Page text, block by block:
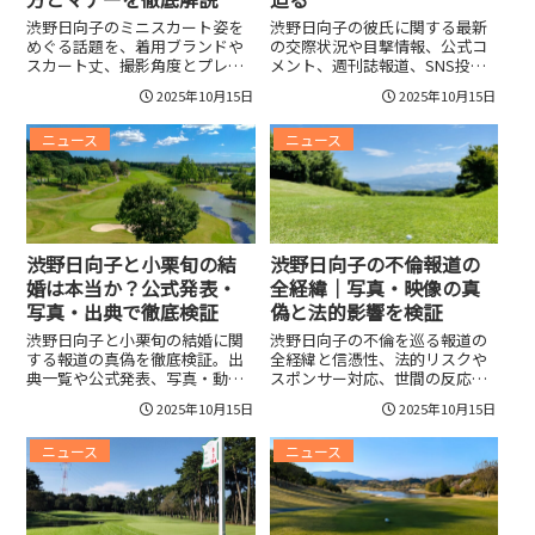
渋野日向子のミニスカート姿を
めぐる話題を、着用ブランドや
スカート丈、撮影角度とプレー
中の動作、会場の視線からSNS
拡散状況まで整理し、写真・動
画の著作権・肖像権や無断転載
の注意点、ファンのマナーやメ
ディア対応、今後の注目ポイン
トを分かりやすく解説する。撮
影マナーやトラブル回避法、編
集判断や事務所コメントの見方
も押さえ、法的・倫理的な留意
点を明快に示す。
2025年10月15日
渋野日向子の彼氏に関する最新
の交際状況や目撃情報、公式コ
メント、週刊誌報道、SNS投稿
を徹底精査し、写真・動画の検
証や関係者証言の信頼度評価で
真偽を検証。野沢春日ら過去の
交際履歴との比較、SNS時系列
解析、ファン反応やスポンサー
影響、競技生活への波及まで具
体的な裏取り過程を示して今後
の注目ポイントを整理する。
2025年10月15日
ニュース
渋野日向子と小栗旬の結
婚は本当か？公式発表・
写真・出典で徹底検証
渋野日向子と小栗旬の結婚に関
する報道の真偽を徹底検証。出
典一覧や公式発表、写真・動画
の信頼性、SNS拡散状況、確認
手順と今後の注目点を分かりや
すく解説。実例を交え、信頼で
きる一次情報の確認方法や画像
検証手順、誤情報への対処法と
報告窓口、各メディアの取材体
制比較まで網羅し、デマに惑わ
2025年10月15日
ニュース
渋野日向子の不倫報道の
全経緯｜写真・映像の真
偽と法的影響を検証
渋野日向子の不倫を巡る報道の
全経緯と信憑性、法的リスクや
スポンサー対応、世間の反応ま
でを時系列と一次情報の視点で
精査し、写真や証言の真偽や今
後の注意点を分かりやすく整
理。所属事務所の発表、スポン
サー契約や大会出場資格への影
響、協会の懲戒規程も踏まえて
最新状況と対処のポイントを解
2025年10月15日
ニュース ニュース